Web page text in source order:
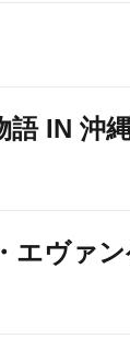
語 IN 沖
エヴァ